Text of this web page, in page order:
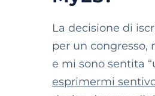
La decisione di
per un congresso,
e mi sono sentita
esprimermi